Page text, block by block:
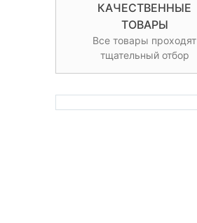
КАЧЕСТВЕННЫЕ
ТОВАРЫ
Все товары проходят
тщательный отбор